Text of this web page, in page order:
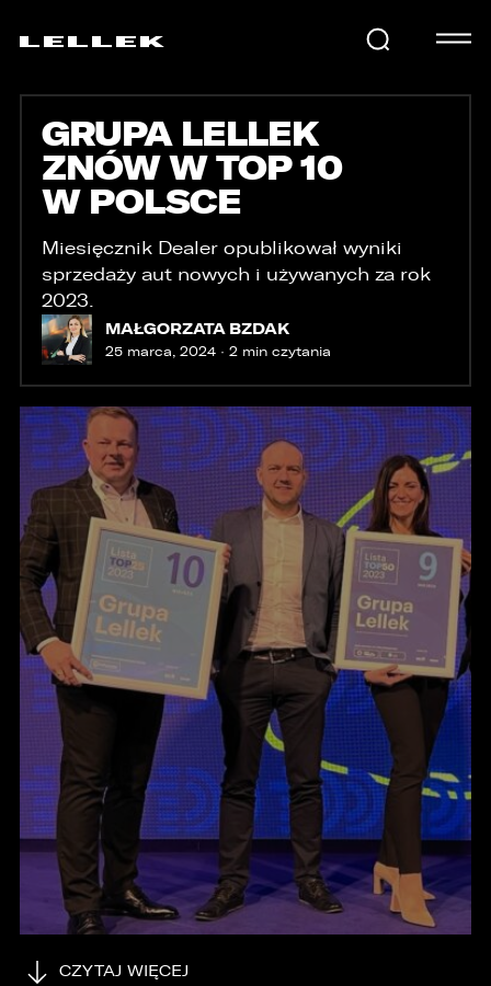
SAMOCHODY
USŁUGI
AKTUALNOŚCI
KARIERA
KONTAKT
E-LELLEK
GRUPA LELLEK
ZNÓW W TOP 10
W POLSCE
Miesięcznik Dealer opublikował wyniki
sprzedaży aut nowych i używanych za rok
2023.
MAŁGORZATA BZDAK
25 marca, 2024 · 2 min czytania
CZYTAJ WIĘCEJ